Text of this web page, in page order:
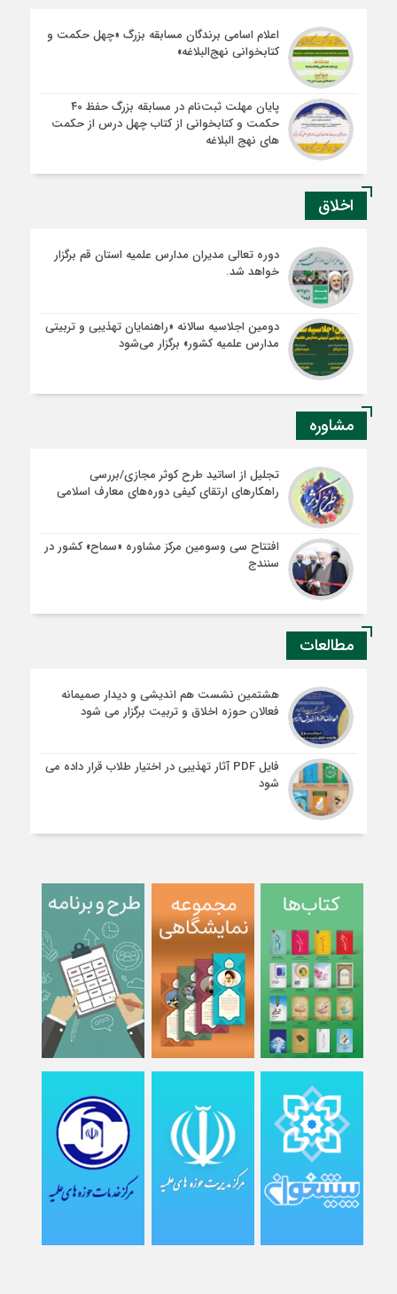
اعلام اسامی برندگان مسابقه بزرگ «چهل حکمت و
کتابخوانی نهج‌البلاغه»
پایان مهلت ثبت‌نام در مسابقه بزرگ حفظ ۴۰
حکمت و کتابخوانی از کتاب چهل درس از حکمت
های نهج البلاغه
اخلاق
دوره تعالی مدیران مدارس علمیه استان قم برگزار
خواهد شد.
دومین اجلاسیه سالانه «راهنمایان تهذیبی و تربیتی
مدارس علمیه کشور» برگزار می‌شود
مشاوره
تجلیل از اساتید طرح کوثر مجازی/بررسی
راهکارهای ارتقای کیفی دوره‌های معارف اسلامی
افتتاح سی وسومین مرکز مشاوره «سماح» کشور در
سنندج
مطالعات
هشتمین نشست هم اندیشی و دیدار صمیمانه
فعالان حوزه اخلاق و تربیت برگزار می شود
فایل PDF آثار تهذیبی در اختیار طلاب قرار داده می
شود